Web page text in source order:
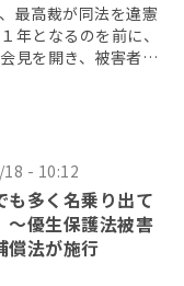
最高裁が同法を違憲
年となるのを前に、
見を開き、被害者の
声明を出した […]
- 10:12
も多く名乗り出て
〜優生保護法被害
償法が施行